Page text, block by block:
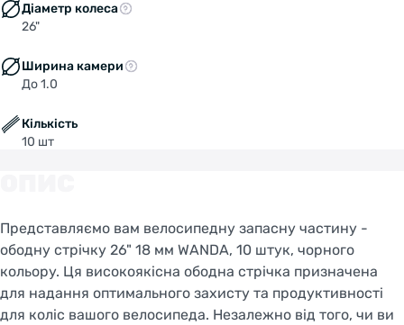
Діаметр колеса
26"
Ширина камери
До 1.0
Кількість
10 шт
Представляємо вам велосипедну запасну частину -
ободну стрічку 26" 18 мм WANDA, 10 штук, чорного
кольору. Ця високоякісна ободна стрічка призначена
для надання оптимального захисту та продуктивності
для коліс вашого велосипеда. Незалежно від того, чи ви